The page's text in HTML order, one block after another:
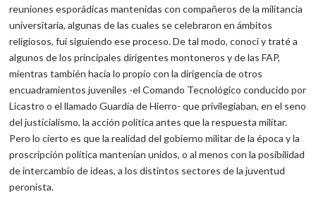
reuniones esporádicas mantenidas con compañeros de la militancia
universitaria, algunas de las cuales se celebraron en ámbitos
religiosos, fui siguiendo ese proceso. De tal modo, conocí y traté a
algunos de los principales dirigentes montoneros y de las FAP,
mientras también hacía lo propio con la dirigencia de otros
encuadramientos juveniles -el Comando Tecnológico conducido por
Licastro o el llamado Guardia de Hierro- que privilegiaban, en el seno
del justicialismo, la acción política antes que la respuesta militar.
Pero lo cierto es que la realidad del gobierno militar de la época y la
proscripción política mantenían unidos, o al menos con la posibilidad
de intercambio de ideas, a los distintos sectores de la juventud
peronista.